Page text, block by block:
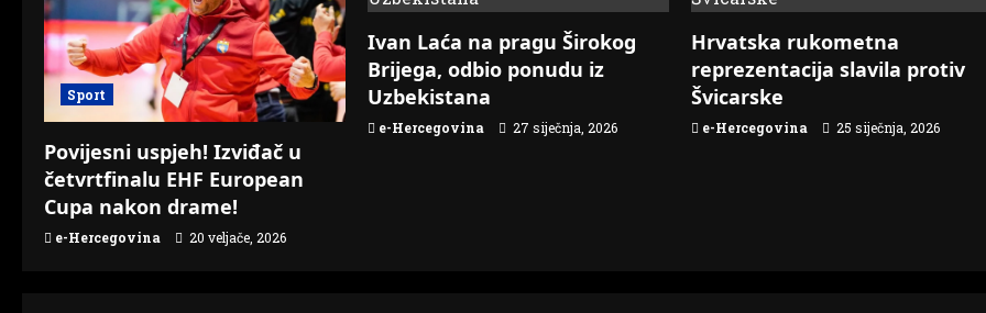
v
i
g
a
t
i
Sport
Povijesni uspjeh! Izviđač u
četvrtfinalu EHF European
Cupa nakon drame!
e-Hercegovina 20 veljače, 2026
Ivan Laća na pragu Širokog
Brijega, odbio ponudu iz
Uzbekistana
e-Hercegovina 27 siječnja, 2026
Hrvatska rukometna
reprezentacija slavila protiv
Švicarske
e-Hercegovina 25 siječnja, 2026